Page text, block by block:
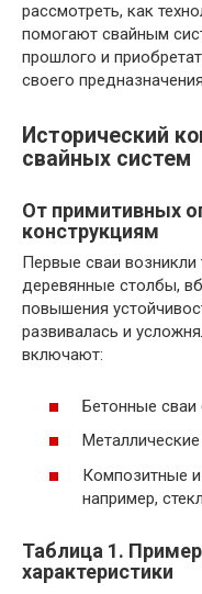
рассмотреть, как
помогают свайным
прошлого и
своего
Исторический
свайных систем
От примитивных
конструкциям
Первые сваи
деревянные столбы,
повышения
развивалась и
включают:
Бетонные
Композитные
например,
Таблица 1.
характеристики